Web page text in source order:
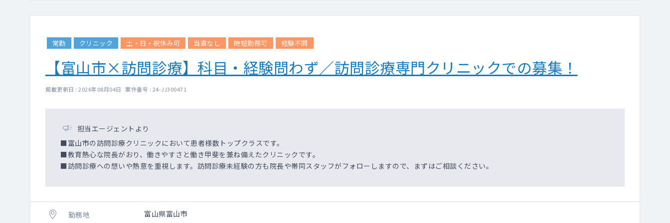
常勤 クリニック 土・日・祝休み可 当直なし 時短勤務可 経験不問
【富山市×訪問診療】科目・経験問わず／訪問診療専門クリニックでの募集！
掲載更新日 : 2026年08月04日 案件番号 : 24-JJ300471
担当エージェントより
■富山市の訪問診療クリニックにおいて患者様数トップクラスです。
■教育熱心な院長がおり、働きやすさと働き甲斐を兼ね備えたクリニックです。
■訪問診療への想いや熱意を重視します。訪問診療未経験の方も院長や帯同スタッフがフォローしますので、まずはご相談ください。
勤務地 富山県富山市